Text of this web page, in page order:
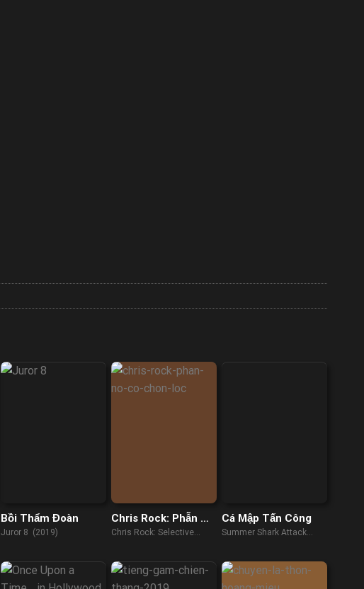
Bồi Thẩm Đoàn
Juror 8 (2019)
Chris Rock: Phẫn Nộ
Có Chọn Lọc
Chris Rock: Selective
Cá Mập Tấn Công
Summer Shark Attack